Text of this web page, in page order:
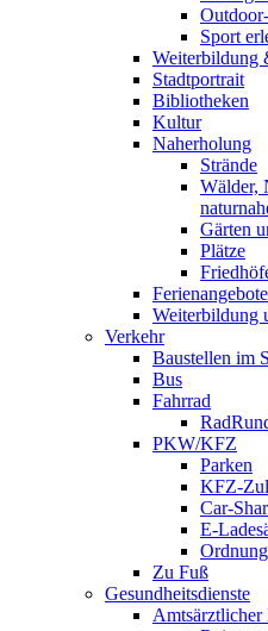
Sport
Weiterbildung
Stadtportrait
Bibliotheken
Kultur
Naherholung
Strände
Wälder,
Gärten
Plätze
Weiterbildung
Verkehr
Baustellen im
Bus
Fahrrad
PKW/KFZ
Parken
KFZ-
Car-
E-
Zu Fuß
Gesundheitsdienste
Amtsärztlicher